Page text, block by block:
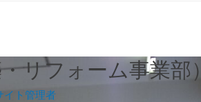
リフォーム事業部）
イト管理者